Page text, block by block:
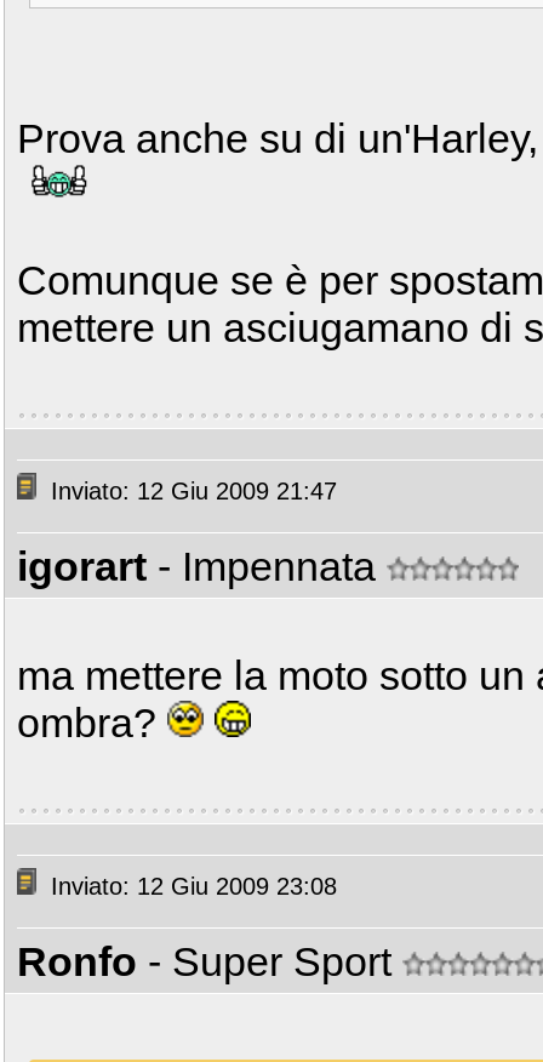
Prova anche su di
Comunque se è per
mettere un asciugamano di
Inviato: 12 Giu 2009 21:47
igorart - Impennata
ma mettere la moto sotto
ombra?
Inviato: 12 Giu 2009 23:08
Ronfo - Super Sport